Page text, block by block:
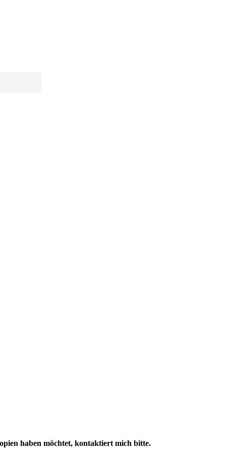
haben möchtet, kontaktiert mich bitte.